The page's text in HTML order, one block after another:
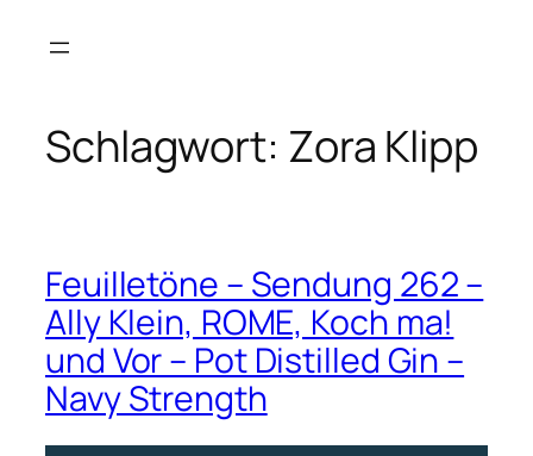
Inhalt
Schlagwort: Zora Klipp
Feuilletöne – Sendung 262 –
Ally Klein, ROME, Koch ma!
und Vor – Pot Distilled Gin –
Navy Strength